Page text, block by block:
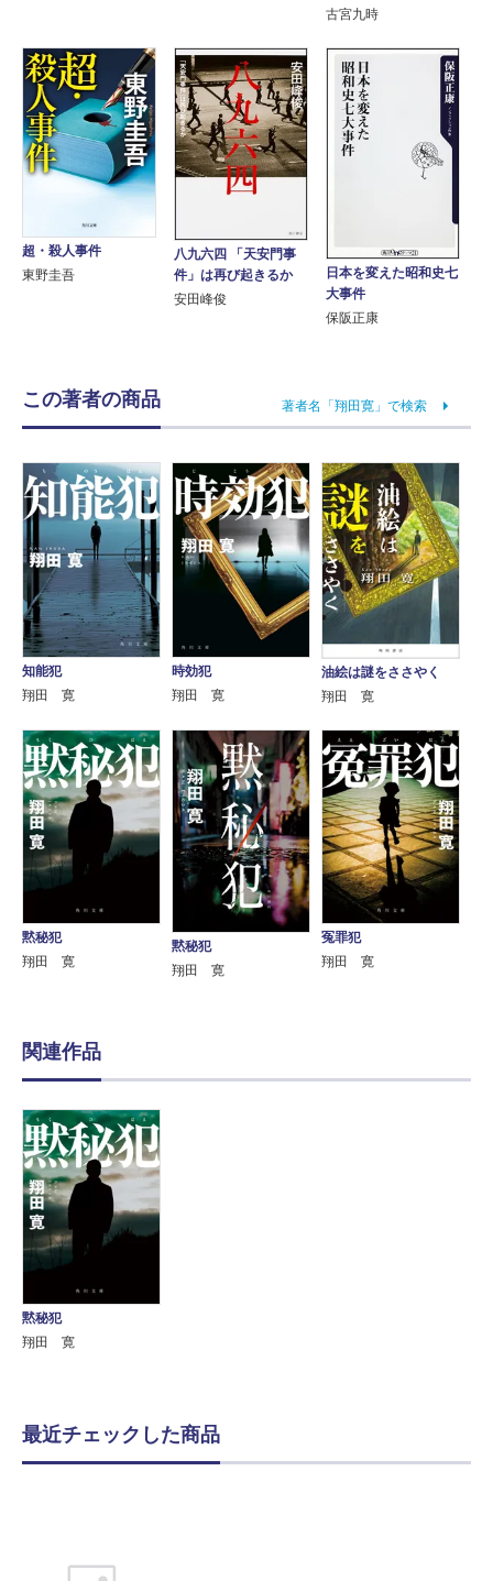
古宮九時
超・殺人事件
東野圭吾
八九六四 「天安門事
件」は再び起きるか
安田峰俊
日本を変えた昭和史七
大事件
保阪正康
この著者の商品 著者名「翔田寛」で検索
知能犯
翔田 寛
時効犯
翔田 寛
油絵は謎をささやく
翔田 寛
黙秘犯
翔田 寛
黙秘犯
翔田 寛
冤罪犯
翔田 寛
関連作品
黙秘犯
翔田 寛
最近チェックした商品